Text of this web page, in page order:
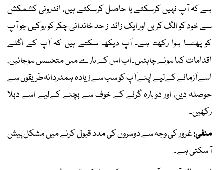
ہے کہ آپ نہیں کرسکتے یا حاصل کرسکتے ہیں، اندرونی کشمکش
سے خود کو الگ کریں اور ایک زائد از حد خاندانی چکر کو روکیں جو آپ
کو پھنسا ہوا رکھتا ہے۔ آپ دیکھ سکتے ہیں کہ آپ کے اگلے
اقدامات کیا ہونے چاہئیں۔ اب اس کے بارے میں متجسس ہوجائیں،
اسے آزمانے کےلیے اپنے آپ کو سب سے زیادہ ہمدردانہ طریقوں سے
حوصلہ دیں، اور دوبارہ گرنے کے خوف سے بچنے کےلیے اسے دبلا
رکھیں۔
منفی:غرور کی وجہ سے دوسروں کی مدد قبول کرنے میں مشکل پیش
آ سکتی ہے۔